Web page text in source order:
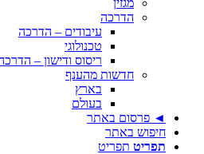
מגזין
הדרכה
עיבודים – הדרכה
טכנולוגי
ריסוס ודישון –
חדשות מהענף
בארץ
בעולם
◄ פרסום באתר
חיפוש באתר
תפריט תפריט